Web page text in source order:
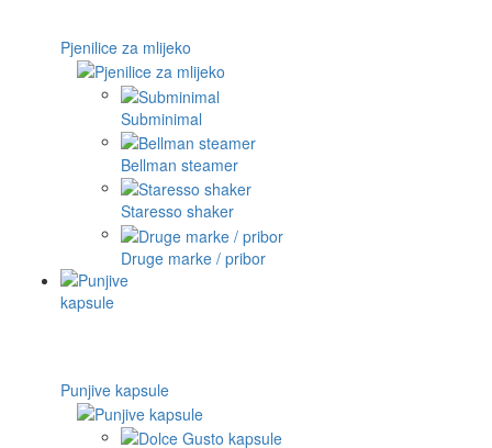
Pjenilice za mlijeko
Subminimal
Bellman steamer
Staresso shaker
Druge marke / pribor
Punjive kapsule